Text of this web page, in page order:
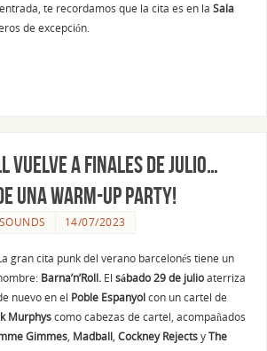
te recordamos que la cita es en la Sala
de excepción.
vuelve a finales de julio…
una Warm-up Party!
14/07/2023
gran cita punk del verano barcelonés tiene un
Barna’n’Roll.El sábado 29 de julioaterriza
nuevo en el Poble Espanyolcon un cartel de
Murphyscomo cabezas de cartel, acompañados
Gimmes, Madball, Cockney RejectsyThe